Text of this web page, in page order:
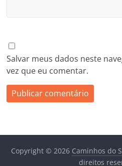
Salvar meus dados neste
vez que eu comentar.
Copyright © 2026 Caminhos do
direitos